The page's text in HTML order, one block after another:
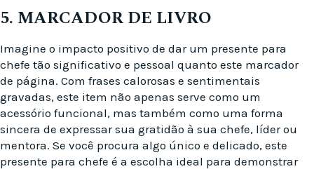
5. MARCADOR DE LIVRO
Imagine o impacto positivo de dar um presente para
chefe tão significativo e pessoal quanto este marcador
de página. Com frases calorosas e sentimentais
gravadas, este item não apenas serve como um
acessório funcional, mas também como uma forma
sincera de expressar sua gratidão à sua chefe, líder ou
mentora. Se você procura algo único e delicado, este
presente para chefe é a escolha ideal para demonstrar